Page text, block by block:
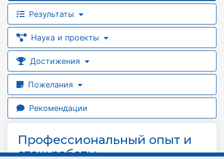
Результаты
Наука и проекты
Достижения
Пожелания
Рекомендации
Профессиональный опыт и
стаж работы